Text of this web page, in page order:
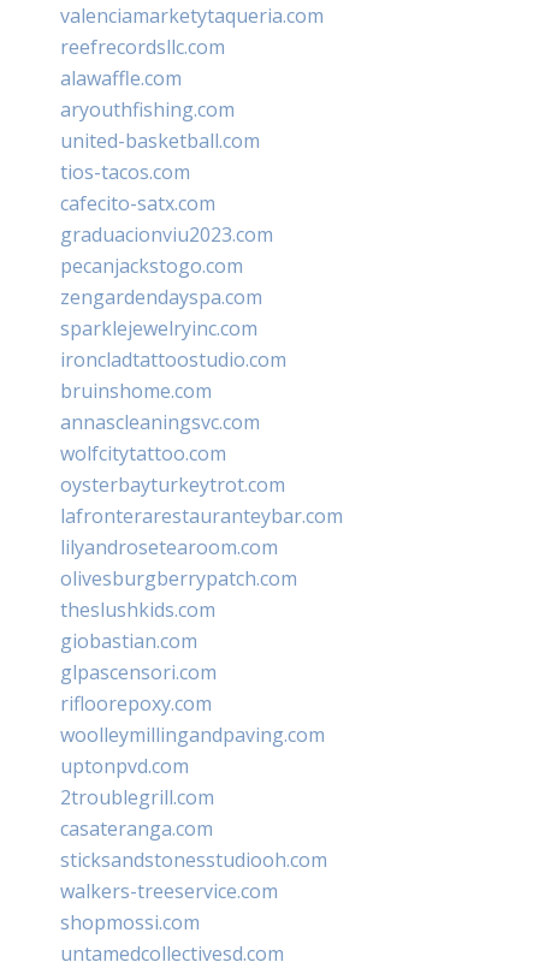
valenciamarketytaqueria.com
reefrecordsllc.com
alawaffle.com
aryouthfishing.com
united-basketball.com
tios-tacos.com
cafecito-satx.com
graduacionviu2023.com
pecanjackstogo.com
zengardendayspa.com
sparklejewelryinc.com
ironcladtattoostudio.com
bruinshome.com
annascleaningsvc.com
wolfcitytattoo.com
oysterbayturkeytrot.com
lafronterarestauranteybar.com
lilyandrosetearoom.com
olivesburgberrypatch.com
theslushkids.com
giobastian.com
glpascensori.com
rifloorepoxy.com
woolleymillingandpaving.com
uptonpvd.com
2troublegrill.com
casateranga.com
sticksandstonesstudiooh.com
walkers-treeservice.com
shopmossi.com
untamedcollectivesd.com